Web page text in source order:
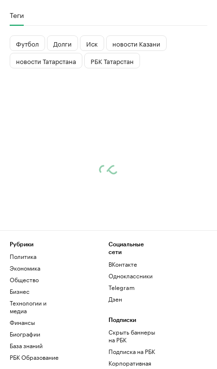
Теги
Футбол Долги Иск
новости Казани
новости Татарстана
РБК Татарстан
Рубрики
Политика
Экономика
Общество
Бизнес
Технологии и
медиа
Финансы
Биографии
База знаний
РБК Образование
Социальные
сети
ВКонтакте
Одноклассники
Telegram
Дзен
Подписки
Скрыть баннеры
на РБК
Подписка на РБК
Корпоративная